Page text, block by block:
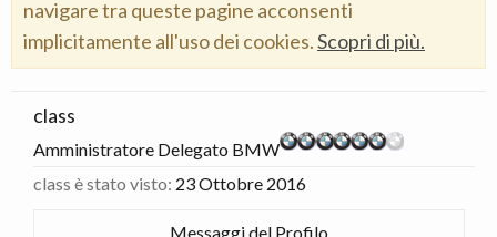
navigare tra queste pagine acconsenti
implicitamente all'uso dei cookies.Scopri di più.
class
Amministratore Delegato BMW
class è stato visto: 23 Ottobre 2016
Messaggi del Profilo